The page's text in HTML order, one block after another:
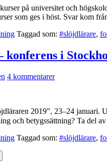
på universitet och
som ges i höst. Svar kom
Taggad som: #slöjdlärare,
konferens i
4 kommentarer
2019”, 23–24
och betygssättning? Ta
Taggad som: #slöjdlärare,